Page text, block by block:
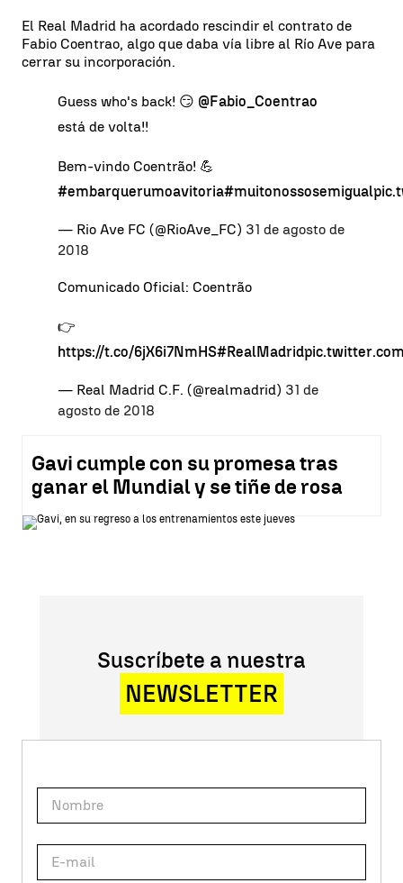
El Real Madrid ha acordado rescindir el contrato de
Fabio Coentrao, algo que daba vía libre al Río Ave para
cerrar su incorporación.
Guess who's back! 😏 @Fabio_Coentrao
está de volta!!
Bem-vindo Coentrão! 💪
#embarquerumoavitoria#muitonossosemigual
— Rio Ave FC (@RioAve_FC) 31 de agosto de
2018
Comunicado Oficial: Coentrão
👉
https://t.co/6jX6i7NmHS#RealMadrid
— Real Madrid C.F. (@realmadrid) 31 de
agosto de 2018
Gavi cumple con su promesa tras
ganar el Mundial y se tiñe de rosa
Suscríbete a nuestra
NEWSLETTER